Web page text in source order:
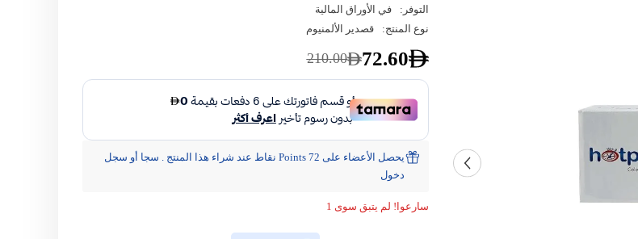
التوفر:
في الأوراق المالية
نوع المنتج:
قصدير الألمنيوم
210.00 72.60
يحصل الأعضاء على 72 Points نقاط عند شراء هذا المنتج . سجا أو سجل
دخول
سارعوا! لم يتبق سوى 1